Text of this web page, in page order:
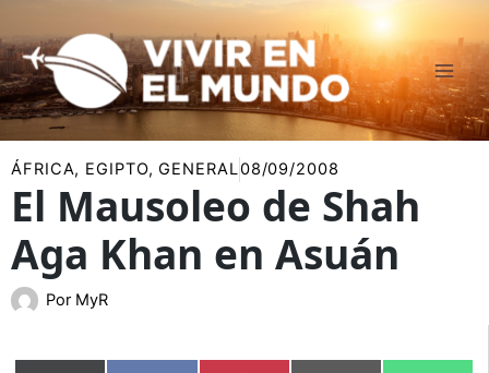
al
contenido
ÁFRICA, EGIPTO,GENERAL08/09/2008
El Mausoleo de Shah
Aga Khan en Asuán
Por MyR